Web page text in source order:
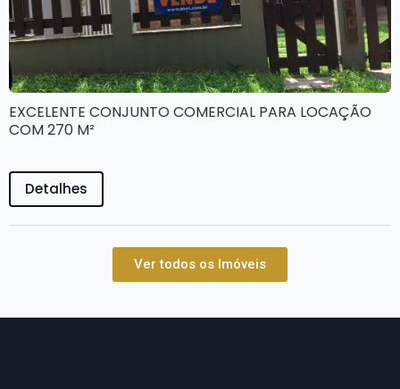
EXCELENTE CONJUNTO COMERCIAL PARA LOCAÇÃO
COM 270 M²
Detalhes
Ver todos os Imóveis